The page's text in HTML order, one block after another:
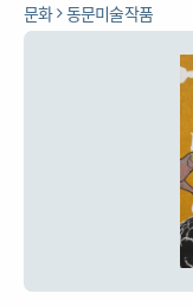
문화 동문미술작품